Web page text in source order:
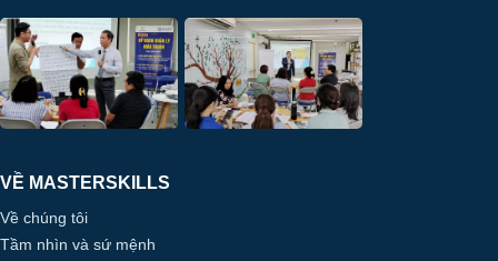
VỀ MASTERSKILLS
Về chúng tôi
Tầm nhìn và sứ mệnh